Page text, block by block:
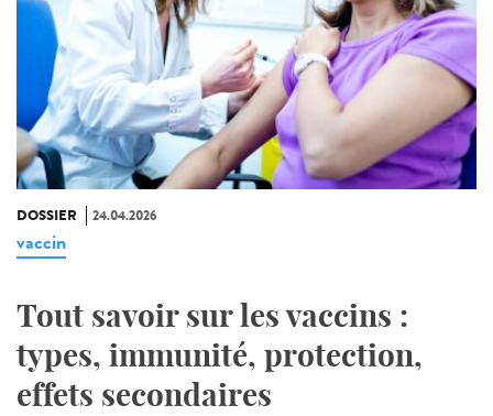
DOSSIER 24.04.2026
vaccin
Tout savoir sur les vaccins :
types, immunité, protection,
effets secondaires